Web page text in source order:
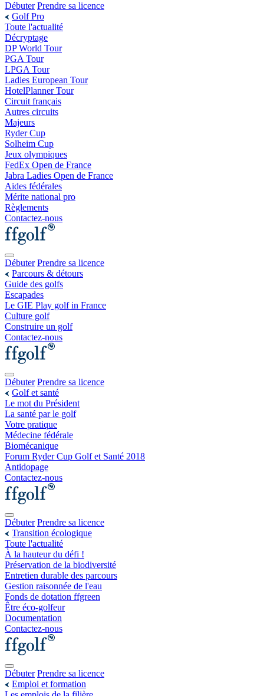
Débuter Prendre sa licence
Golf Pro
Toute l'actualité
Décryptage
DP World Tour
PGA Tour
LPGA Tour
Ladies European Tour
HotelPlanner Tour
Circuit français
Autres circuits
Majeurs
Ryder Cup
Solheim Cup
Jeux olympiques
FedEx Open de France
Jabra Ladies Open de France
Aides fédérales
Mérite national pro
Règlements
Contactez-nous
Débuter Prendre sa licence
Parcours & détours
Guide des golfs
Escapades
Le GIE Play golf in France
Culture golf
Construire un golf
Contactez-nous
Débuter Prendre sa licence
Golf et santé
Le mot du Président
La santé par le golf
Votre pratique
Médecine fédérale
Biomécanique
Forum Ryder Cup Golf et Santé 2018
Antidopage
Contactez-nous
Débuter Prendre sa licence
Transition écologique
Toute l'actualité
À la hauteur du défi !
Préservation de la biodiversité
Entretien durable des parcours
Gestion raisonnée de l'eau
Fonds de dotation ffgreen
Être éco-golfeur
Documentation
Contactez-nous
Débuter Prendre sa licence
Emploi et formation